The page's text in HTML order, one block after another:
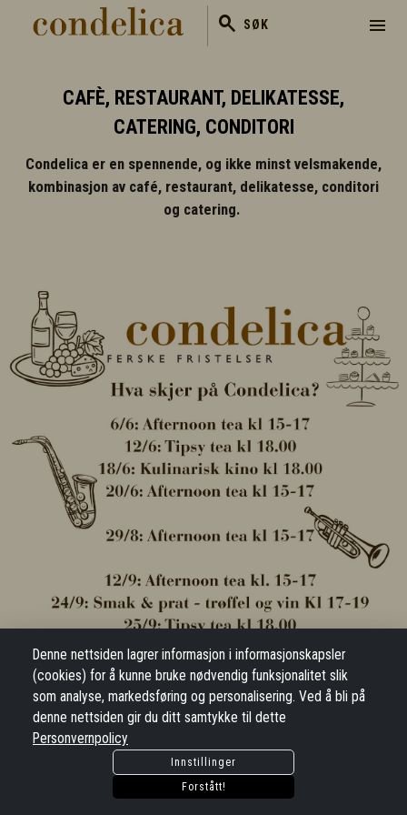
search SØK menu
CAFÈ, RESTAURANT, DELIKATESSE,
CATERING, CONDITORI
Condelica er en spennende, og ikke minst velsmakende,
kombinasjon av café, restaurant, delikatesse, conditori
og catering.
Denne nettsiden lagrer informasjon i informasjonskapsler
(cookies) for å kunne bruke nødvendig funksjonalitet slik
som analyse, markedsføring og personalisering. Ved å bli på
denne nettsiden gir du ditt samtykke til dette
Personvernpolicy
Innstillinger
Forstått!